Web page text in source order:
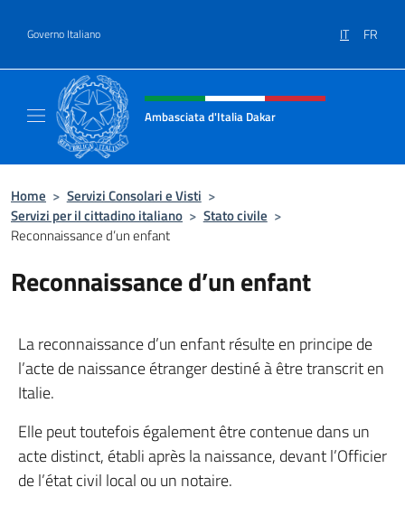
Governo Italiano IT FR
Intestazione sito, social e menù
Ambasciata d'Italia Dakar
Home > Servizi Consolari e Visti >
Servizi per il cittadino italiano > Stato civile >
Reconnaissance d’un enfant
Reconnaissance d’un enfant
La reconnaissance d’un enfant résulte en principe de
l’acte de naissance étranger destiné à être transcrit en
Italie.
Elle peut toutefois également être contenue dans un
acte distinct, établi après la naissance, devant l’Officier
de l’état civil local ou un notaire.